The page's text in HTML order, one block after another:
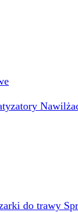
do trawy